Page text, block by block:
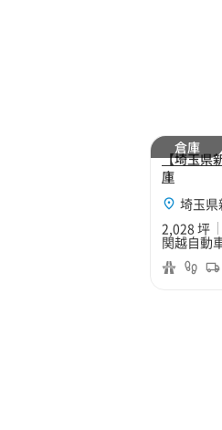
【埼玉県
庫
埼玉
2,028 坪
関越自動
倉庫